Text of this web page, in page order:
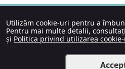
Utilizăm cookie-uri pentru a
Pentru mai multe detalii, consultați
și Politica privind utilizarea